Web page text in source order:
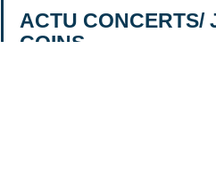
ACTU CONCERTS/
COINS